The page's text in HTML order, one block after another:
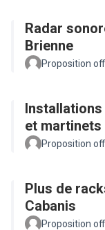
Radar
Brienne
Proposition
et martinets
Proposition
Plus de
Cabanis
Proposition